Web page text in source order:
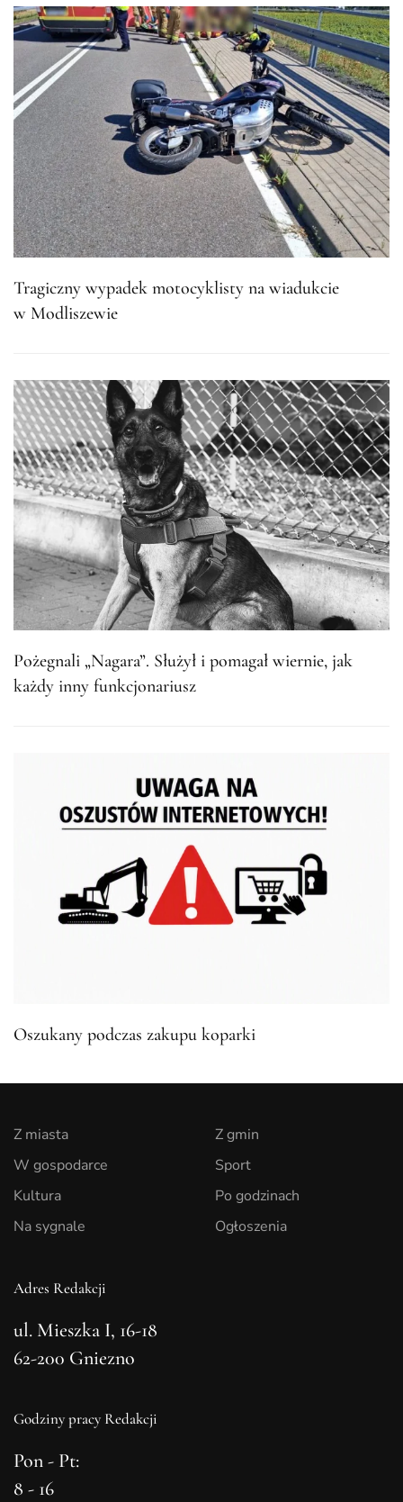
Tragiczny wypadek motocyklisty na wiadukcie
w Modliszewie
Pożegnali „Nagara”. Służył i pomagał wiernie, jak
każdy inny funkcjonariusz
Oszukany podczas zakupu koparki
Z miasta
W gospodarce
Kultura
Na sygnale
Z gmin
Sport
Po godzinach
Ogłoszenia
Adres Redakcji
ul. Mieszka I, 16-18
62-200 Gniezno
Godziny pracy Redakcji
Pon - Pt:
8 - 16